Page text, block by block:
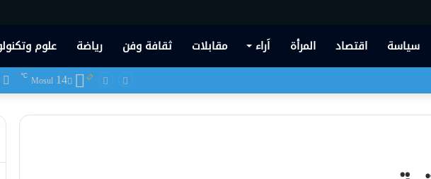
سياسة اقتصاد المرأة اَراء مقابلات ثقافة وفن رياضة علوم
من أبشع الجرائم التي شهدها العراق في تاريخه الحديث Mosul 14
℃